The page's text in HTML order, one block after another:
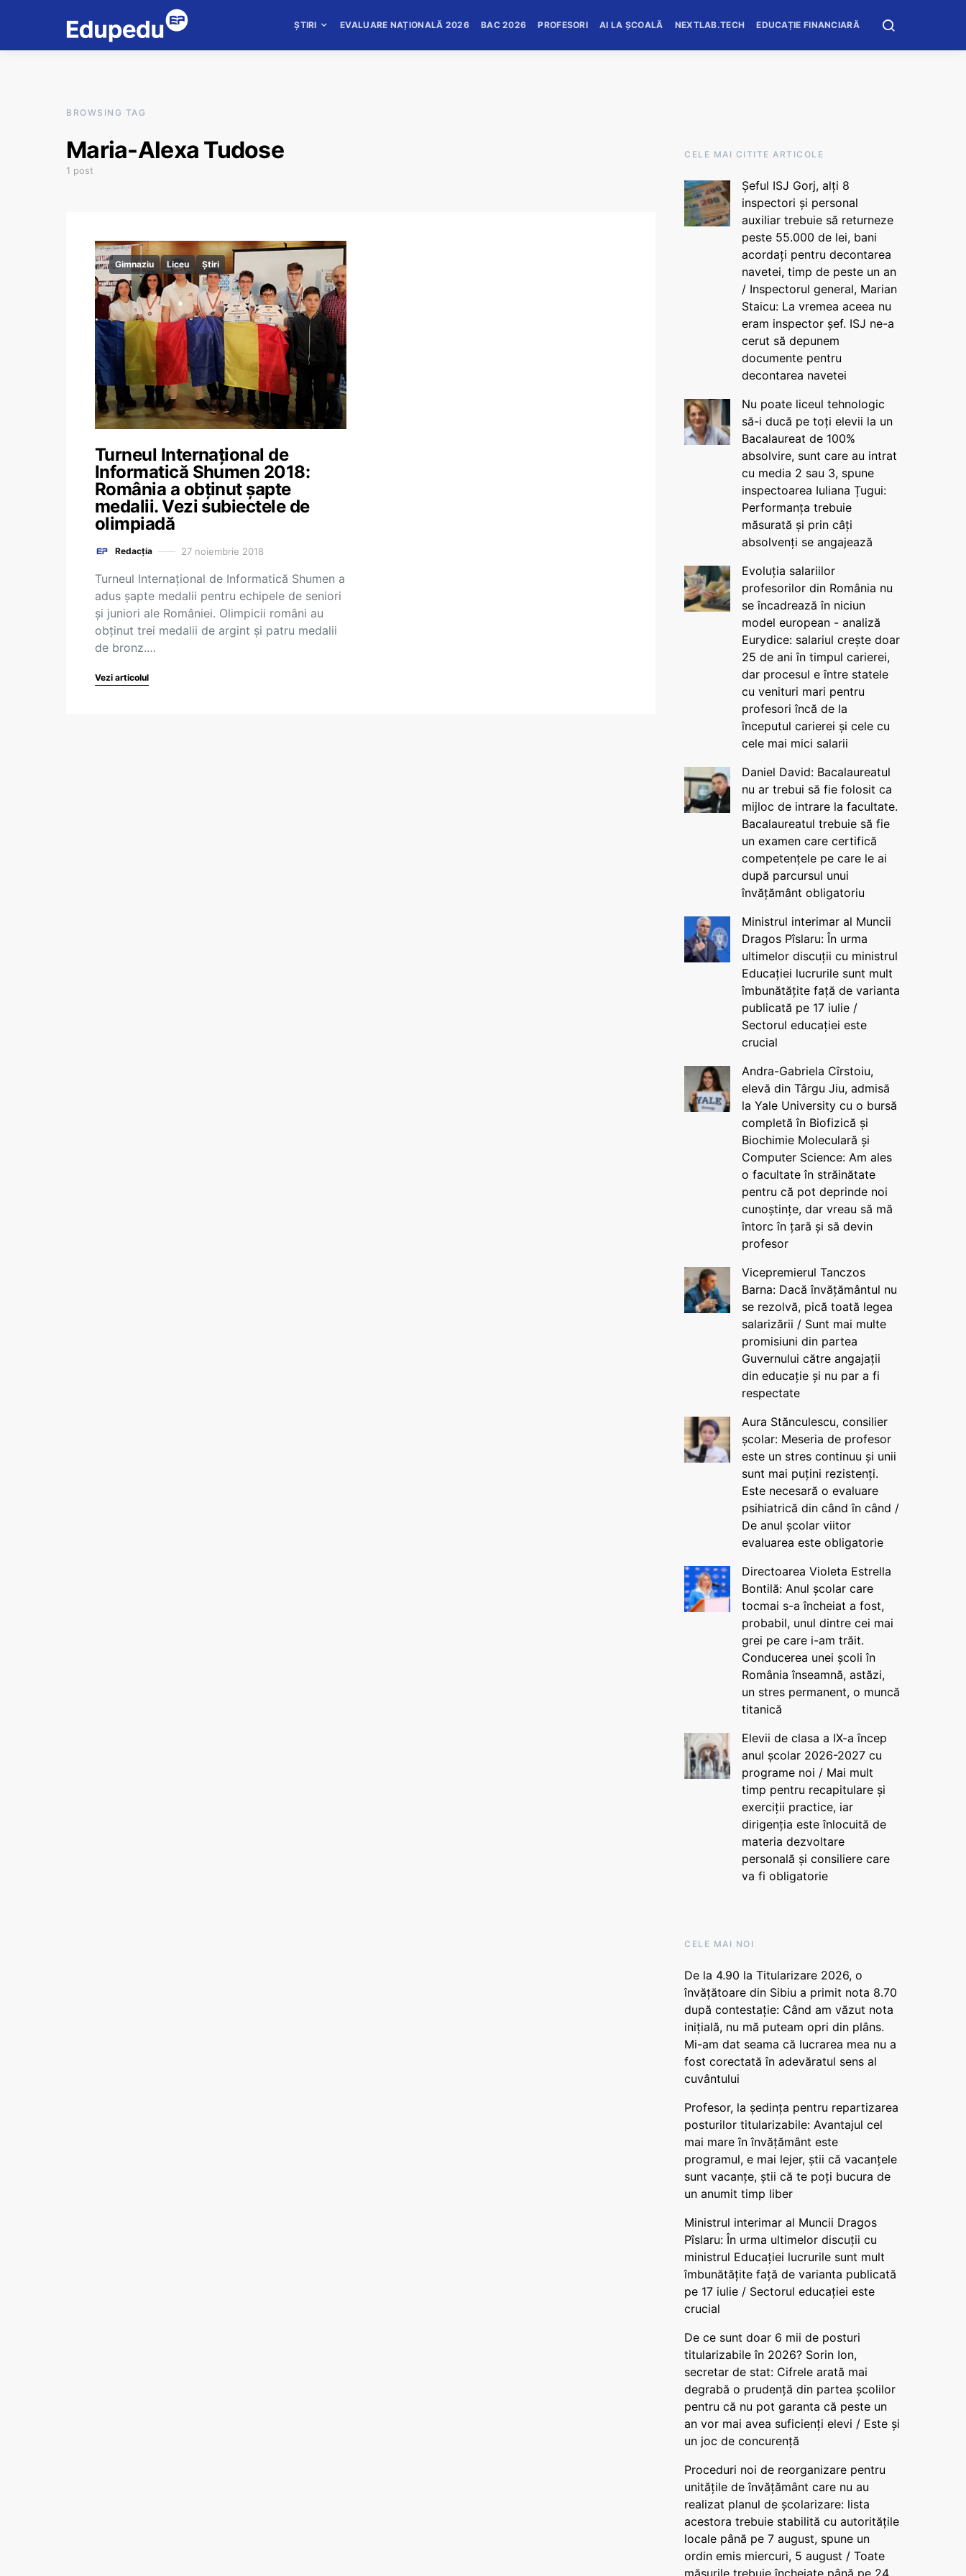
ȘTIRI EVALUARE NAȚIONALĂ 2026 BAC 2026 PROFESORI AI LA ȘCOALĂ NEXTLAB.TECH EDUCAȚIE FINANCIARĂ
BROWSING TAG
Maria-Alexa Tudose
1 post
Gimnaziu Liceu Știri
Turneul Internaţional de
Informatică Shumen 2018:
România a obținut șapte
medalii. Vezi subiectele de
olimpiadă
Redacția 27 noiembrie 2018
Turneul Internaţional de Informatică Shumen a
adus șapte medalii pentru echipele de seniori
și juniori ale României. Olimpicii români au
obținut trei medalii de argint și patru medalii
de bronz.…
Vezi articolul
CELE MAI CITITE ARTICOLE
Șeful ISJ Gorj, alți 8
inspectori și personal
auxiliar trebuie să returneze
peste 55.000 de lei, bani
acordați pentru decontarea
navetei, timp de peste un an
/ Inspectorul general, Marian
Staicu: La vremea aceea nu
eram inspector șef. ISJ ne-a
cerut să depunem
documente pentru
decontarea navetei
Nu poate liceul tehnologic
să-i ducă pe toți elevii la un
Bacalaureat de 100%
absolvire, sunt care au intrat
cu media 2 sau 3, spune
inspectoarea Iuliana Țugui:
Performanța trebuie
măsurată și prin câți
absolvenți se angajează
Evoluția salariilor
profesorilor din România nu
se încadrează în niciun
model european - analiză
Eurydice: salariul crește doar
25 de ani în timpul carierei,
dar procesul e între statele
cu venituri mari pentru
profesori încă de la
începutul carierei și cele cu
cele mai mici salarii
Daniel David: Bacalaureatul
nu ar trebui să fie folosit ca
mijloc de intrare la facultate.
Bacalaureatul trebuie să fie
un examen care certifică
competențele pe care le ai
după parcursul unui
învățământ obligatoriu
Ministrul interimar al Muncii
Dragos Pîslaru: În urma
ultimelor discuții cu ministrul
Educației lucrurile sunt mult
îmbunătățite față de varianta
publicată pe 17 iulie /
Sectorul educației este
crucial
Andra-Gabriela Cîrstoiu,
elevă din Târgu Jiu, admisă
la Yale University cu o bursă
completă în Biofizică și
Biochimie Moleculară și
Computer Science: Am ales
o facultate în străinătate
pentru că pot deprinde noi
cunoștințe, dar vreau să mă
întorc în țară și să devin
profesor
Vicepremierul Tanczos
Barna: Dacă învățământul nu
se rezolvă, pică toată legea
salarizării / Sunt mai multe
promisiuni din partea
Guvernului către angajații
din educație și nu par a fi
respectate
Aura Stănculescu, consilier
școlar: Meseria de profesor
este un stres continuu și unii
sunt mai puțini rezistenți.
Este necesară o evaluare
psihiatrică din când în când /
De anul școlar viitor
evaluarea este obligatorie
Directoarea Violeta Estrella
Bontilă: Anul școlar care
tocmai s-a încheiat a fost,
probabil, unul dintre cei mai
grei pe care i-am trăit.
Conducerea unei școli în
România înseamnă, astăzi,
un stres permanent, o muncă
titanică
Elevii de clasa a IX-a încep
anul școlar 2026-2027 cu
programe noi / Mai mult
timp pentru recapitulare și
exerciții practice, iar
dirigenția este înlocuită de
materia dezvoltare
personală și consiliere care
va fi obligatorie
CELE MAI NOI
De la 4.90 la Titularizare 2026, o
învățătoare din Sibiu a primit nota 8.70
după contestație: Când am văzut nota
inițială, nu mă puteam opri din plâns.
Mi-am dat seama că lucrarea mea nu a
fost corectată în adevăratul sens al
cuvântului
Profesor, la ședința pentru repartizarea
posturilor titularizabile: Avantajul cel
mai mare în învățământ este
programul, e mai lejer, știi că vacanțele
sunt vacanţe, știi că te poți bucura de
un anumit timp liber
Ministrul interimar al Muncii Dragos
Pîslaru: În urma ultimelor discuții cu
ministrul Educației lucrurile sunt mult
îmbunătățite față de varianta publicată
pe 17 iulie / Sectorul educației este
crucial
De ce sunt doar 6 mii de posturi
titularizabile în 2026? Sorin Ion,
secretar de stat: Cifrele arată mai
degrabă o prudență din partea școlilor
pentru că nu pot garanta că peste un
an vor mai avea suficienți elevi / Este și
un joc de concurență
Proceduri noi de reorganizare pentru
unitățile de învățământ care nu au
realizat planul de școlarizare: lista
acestora trebuie stabilită cu autoritățile
locale până pe 7 august, spune un
ordin emis miercuri, 5 august / Toate
măsurile trebuie încheiate până pe 24